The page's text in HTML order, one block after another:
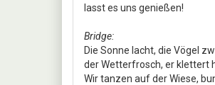
lasst es uns genießen!
Bridge:
Die Sonne lacht, die Vögel
der Wetterfrosch, er klettert
Wir tanzen auf der Wiese,